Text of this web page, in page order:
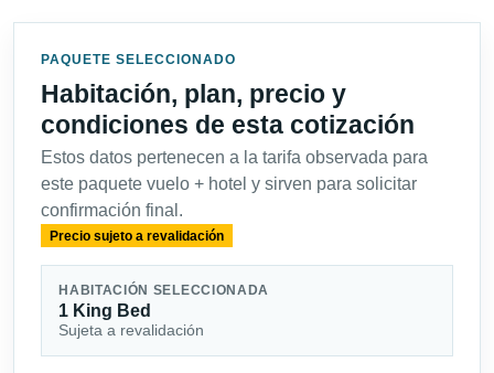
PAQUETE SELECCIONADO
Habitación, plan, precio y
condiciones de esta cotización
Estos datos pertenecen a la tarifa observada para
este paquete vuelo + hotel y sirven para solicitar
confirmación final.
Precio sujeto a revalidación
HABITACIÓN SELECCIONADA
1 King Bed
Sujeta a revalidación